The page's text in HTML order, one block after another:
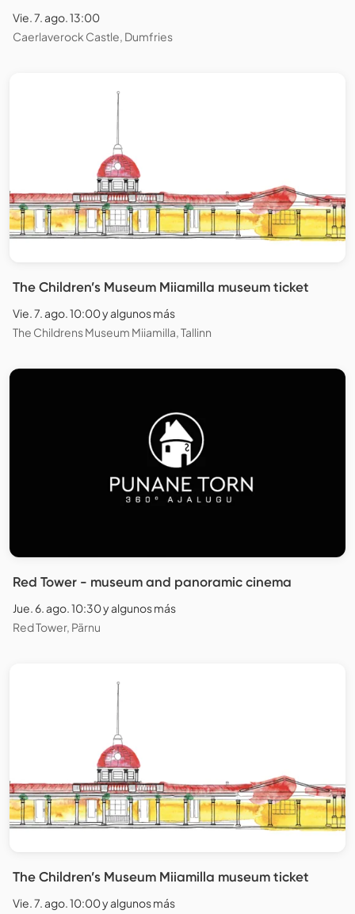
Vie. 7. ago. 13:00
Caerlaverock Castle, Dumfries
The Children’s Museum Miiamilla museum ticket
Vie. 7. ago. 10:00 y algunos más
The Childrens Museum Miiamilla, Tallinn
Red Tower - museum and panoramic cinema
Jue. 6. ago. 10:30 y algunos más
Red Tower, Pärnu
The Children’s Museum Miiamilla museum ticket
Vie. 7. ago. 10:00 y algunos más